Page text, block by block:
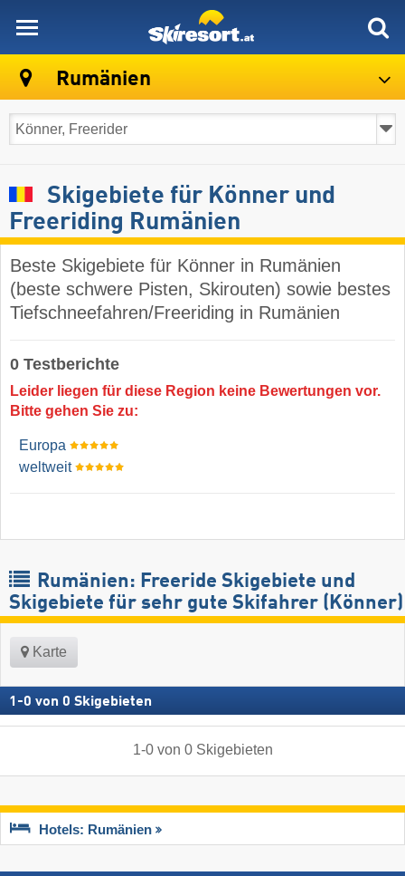
Rumänien
Skigebiete für Könner und
Freeriding Rumänien
Beste Skigebiete für Könner in Rumänien
(beste schwere Pisten, Skirouten) sowie bestes
Tiefschneefahren/Freeriding in Rumänien
0 Testberichte
Leider liegen für diese Region keine Bewertungen vor.
Bitte gehen Sie zu:
Europa
weltweit
Rumänien: Freeride Skigebiete und
Skigebiete für sehr gute Skifahrer (Könner)
Karte
1 -0 von 0 Skigebieten
1-0von 0 Skigebieten
Hotels: Rumänien